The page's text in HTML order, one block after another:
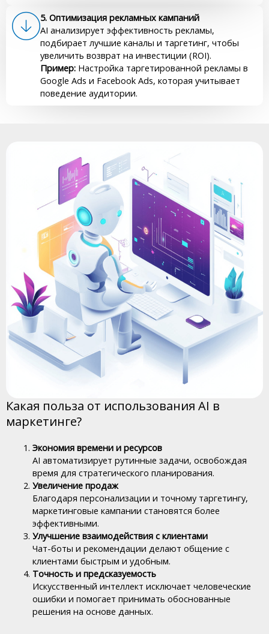
5. Оптимизация рекламных кампаний
AI анализирует эффективность рекламы,
подбирает лучшие каналы и таргетинг, чтобы
увеличить возврат на инвестиции (ROI).
Пример: Настройка таргетированной рекламы в
Google Ads и Facebook Ads, которая учитывает
поведение аудитории.
Какая польза от использования AI в
маркетинге?
Экономия времени и ресурсов
AI автоматизирует рутинные задачи, освобождая
время для стратегического планирования.
Увеличение продаж
Благодаря персонализации и точному таргетингу,
маркетинговые кампании становятся более
эффективными.
Улучшение взаимодействия с клиентами
Чат-боты и рекомендации делают общение с
клиентами быстрым и удобным.
Точность и предсказуемость
Искусственный интеллект исключает человеческие
ошибки и помогает принимать обоснованные
решения на основе данных.